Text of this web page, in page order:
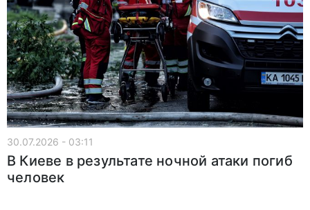
30.07.2026 - 03:11
В Киеве в результате ночной атаки погиб
человек